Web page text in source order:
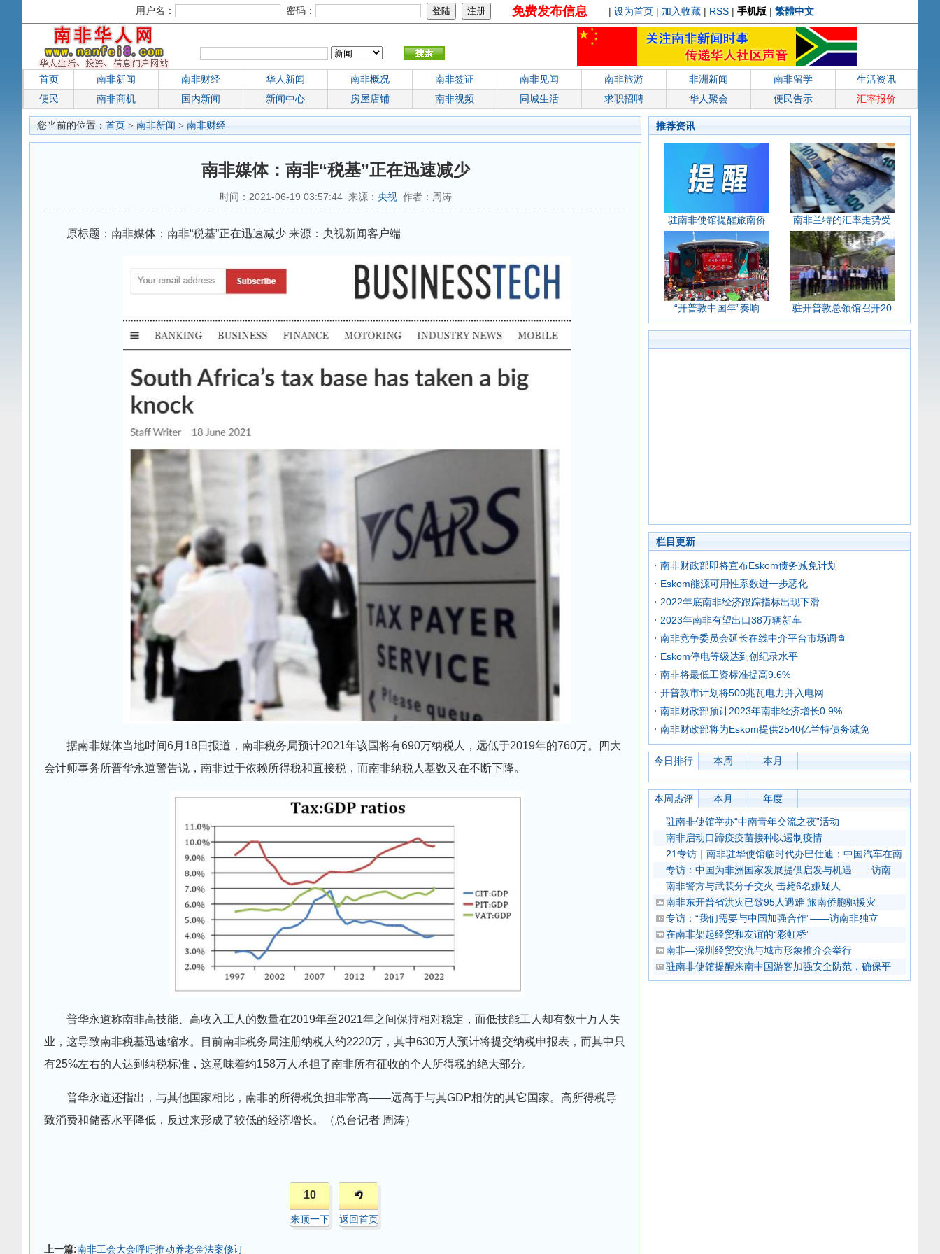
用户名： 密码： 免费发布信息 | 设为首页 | 加入收藏 | RSS | 手机版 | 繁體中文
首页 南非新闻 南非财经 华人新闻 南非概况 南非签证 南非见闻 南非旅游 非洲新闻 南非留学
生活资讯
便民
南非商机 国内新闻 新闻中心 房屋店铺 南非视频 同城生活 求职招聘 华人聚会 便民告示 汇率报价
您当前的位置： 首页 > 南非新闻 > 南非财经
南非媒体：南非“税基”正在迅速减少
时间：2021-06-19 03:57:44 来源： 央视作者：周涛
原标题：南非媒体：南非“税基”正在迅速减少 来源：央视新闻客户端
据南非媒体当地时间6月18日报道，南非税务局预计2021年该国将有690万纳税人，远低于2019年的760万。四大
会计师事务所普华永道警告说，南非过于依赖所得税和直接税，而南非纳税人基数又在不断下降。
普华永道称南非高技能、高收入工人的数量在2019年至2021年之间保持相对稳定，而低技能工人却有数十万人失
业，这导致南非税基迅速缩水。目前南非税务局注册纳税人约2220万，其中630万人预计将提交纳税申报表，而其中只
有25%左右的人达到纳税标准，这意味着约158万人承担了南非所有征收的个人所得税的绝大部分。
普华永道还指出，与其他国家相比，南非的所得税负担非常高——远高于与其GDP相仿的其它国家。高所得税导
致消费和储蓄水平降低，反过来形成了较低的经济增长。（总台记者 周涛）
10
来顶一下 返回首页
上一篇:南非工会大会呼吁推动养老金法案修订
推荐资讯
驻南非使馆提醒旅南侨 南非兰特的汇率走势受
“开普敦中国年”奏响 驻开普敦总领馆召开20
栏目更新
南非财政部即将宣布Eskom债务减免计划
Eskom能源可用性系数进一步恶化
2022年底南非经济跟踪指标出现下滑
2023年南非有望出口38万辆新车
南非竞争委员会延长在线中介平台市场调查
Eskom停电等级达到创纪录水平
南非将最低工资标准提高9.6%
开普敦市计划将500兆瓦电力并入电网
南非财政部预计2023年南非经济增长0.9%
南非财政部将为Eskom提供2540亿兰特债务减免
今日排行 本周 本月
本周热评 本月 年度
驻南非使馆举办“中南青年交流之夜”活动
南非启动口蹄疫疫苗接种以遏制疫情
21专访｜南非驻华使馆临时代办巴仕迪：中国汽车在南
专访：中国为非洲国家发展提供启发与机遇——访南
南非警方与武装分子交火 击毙6名嫌疑人
南非东开普省洪灾已致95人遇难 旅南侨胞驰援灾
专访：“我们需要与中国加强合作”——访南非独立
在南非架起经贸和友谊的“彩虹桥”
南非—深圳经贸交流与城市形象推介会举行
驻南非使馆提醒来南中国游客加强安全防范，确保平